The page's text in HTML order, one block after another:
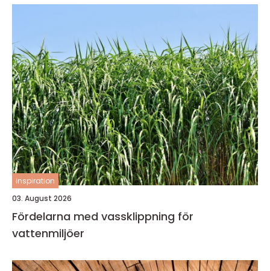
inspiration
03. August 2026
Fördelarna med vassklippning för
vattenmiljöer